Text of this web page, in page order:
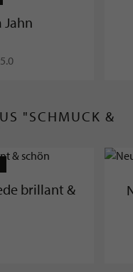
Jahn
"SCHMUCK &
brillant &